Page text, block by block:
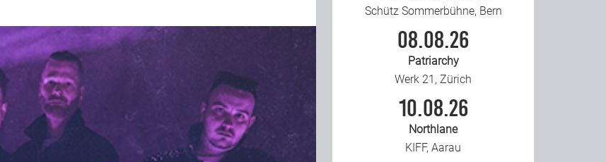
Schütz Sommerbühne, Bern
08.08.26
Patriarchy
Werk 21, Zürich
10.08.26
Northlane
KIFF, Aarau